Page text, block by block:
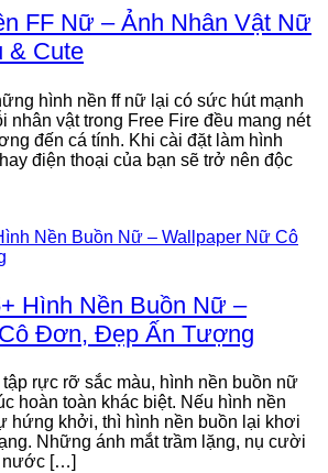
FF Nữ – Ảnh Nhân Vật Nữ
& Cute
hình nền ff nữ lại có sức hút mạnh
nhân vật trong Free Fire đều mang nét
đến cá tính. Khi cài đặt làm hình
điện thoại của bạn sẽ trở nên độc
Hình Nền Buồn Nữ –
Đơn, Đẹp Ấn Tượng
rực rỡ sắc màu, hình nền buồn nữ
hoàn toàn khác biệt. Nếu hình nền
hứng khởi, thì hình nền buồn lại khơi
Những ánh mắt trầm lặng, nụ cười
nước […]